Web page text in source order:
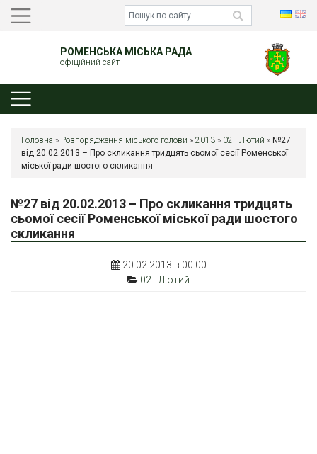
РОМЕНСЬКА МІСЬКА РАДА
офіційний сайт
Головна » Розпорядження міського голови » 2013 » 02 - Лютий » №27
від 20.02.2013 – Про скликання тридцять сьомої сесії Роменської
міської ради шостого скликання
№27 від 20.02.2013 – Про скликання тридцять
сьомої сесії Роменської міської ради шостого
скликання
20.02.2013 в 00:00
02 - Лютий